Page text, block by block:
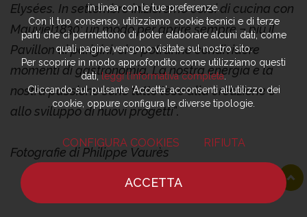
Elysées. In settembre inizieremo corsi di cucina con
Mauviel1830: un modo per aprire sempre ¬ più il
Pavillon ai parigini, che potranno condividere
momenti di gastronomia. La nostra energia e la
nostra passione sono tutte tese alla creazione e
allo sviluppo di nuovi progetti”.
Fotografie di Philippe Vaurès
Indirizzo
in linea con le tue preferenze.
Con il tuo consenso, utilizziamo cookie tecnici e di terze
parti che ci permettono di poter elaborare alcuni dati, come
quali pagine vengono visitate sul nostro sito.
Per scoprire in modo approfondito come utilizziamo questi
dati,leggi l’informativa completa.
Cliccando sul pulsante ‘Accetta’ acconsenti all’utilizzo dei
cookie, oppure configura le diverse tipologie.
CONFIGURA COOKIES RIFIUTA
ACCETTA